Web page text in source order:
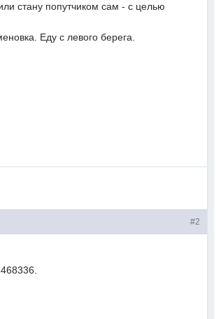
стану попутчиком сам - с целью
Еду с левого берега.
#2